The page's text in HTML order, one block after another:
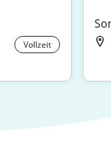
Vollzeit